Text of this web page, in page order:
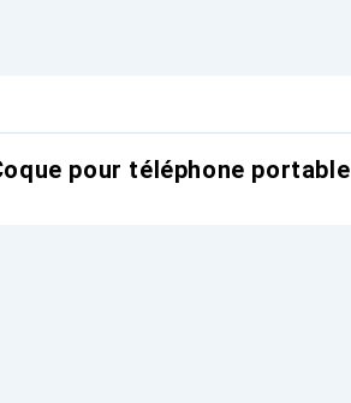
pour téléphone portable